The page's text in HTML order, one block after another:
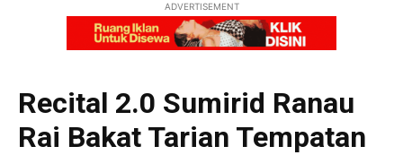
ADVERTISEMENT
Recital 2.0 Sumirid Ranau
Rai Bakat Tarian Tempatan